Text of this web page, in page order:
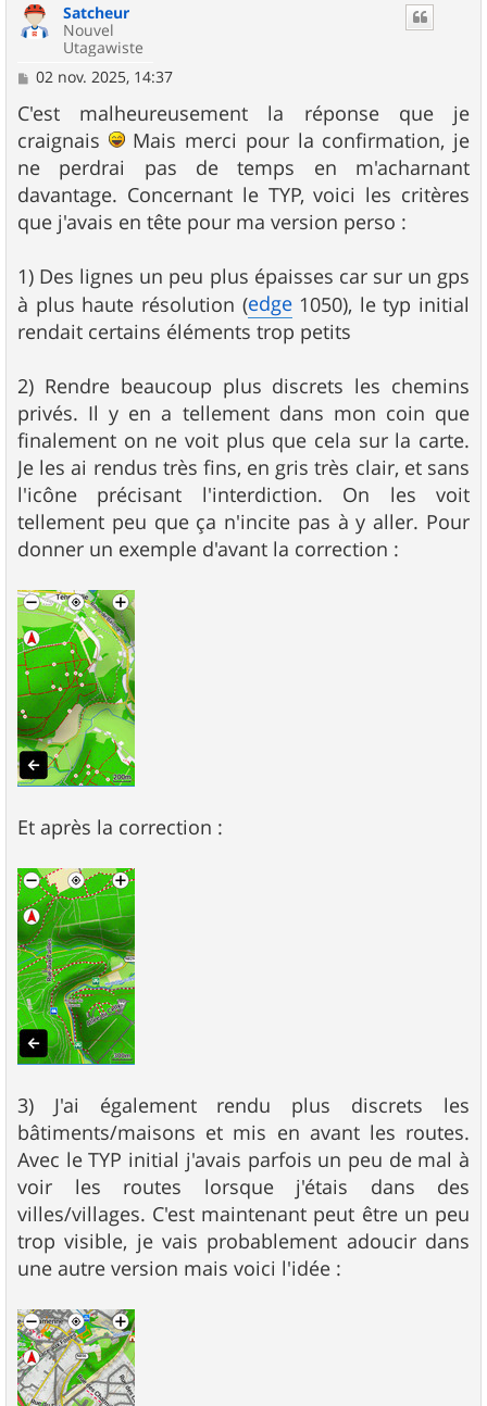
Satcheur
Nouvel
Utagawiste
M
s
s
a
g
e
02 nov. 2025, 14:37
C'est malheureusement la réponse que je
craignais
Mais merci pour la confirmation, je
ne perdrai pas de temps en m'acharnant
davantage. Concernant le TYP, voici les critères
que j'avais en tête pour ma version perso :
1) Des lignes un peu plus épaisses car sur un gps
à plus haute résolution (edge1050), le typ initial
rendait certains éléments trop petits
2) Rendre beaucoup plus discrets les chemins
privés. Il y en a tellement dans mon coin que
finalement on ne voit plus que cela sur la carte.
Je les ai rendus très fins, en gris très clair, et sans
l'icône précisant l'interdiction. On les voit
tellement peu que ça n'incite pas à y aller. Pour
donner un exemple d'avant la correction :
Et après la correction :
3) J'ai également rendu plus discrets les
bâtiments/maisons et mis en avant les routes.
Avec le TYP initial j'avais parfois un peu de mal à
voir les routes lorsque j'étais dans des
villes/villages. C'est maintenant peut être un peu
trop visible, je vais probablement adoucir dans
une autre version mais voici l'idée :